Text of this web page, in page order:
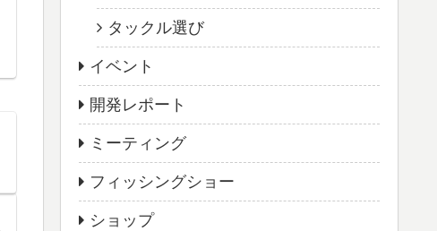
タックル選び
イベント
開発レポート
ミーティング
フィッシングショー
ショップ